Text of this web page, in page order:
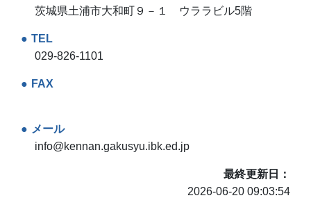
茨城県土浦市大和町９－１ ウララビル5階
TEL
029-826-1101
FAX
メール
info@kennan.gakusyu.ibk.ed.jp
最終更新日
2026-06-20 09:03:54